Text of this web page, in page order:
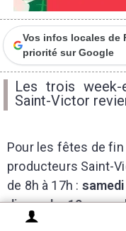
Vos infos locales de
priorité sur Google
Les trois
Saint-Victor
Pour les fêtes de fin
producteurs Saint-
de 8h à 17h :
dimanche 12,
de 10h00 à 17h00